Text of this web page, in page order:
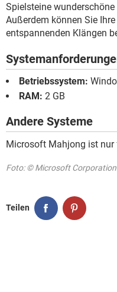
Spielsteine
Außerdem können Sie
entspannenden Klängen
Betriebssystem:
RAM: 2 GB
Andere Systeme
Microsoft Mahjong ist nur
Foto: © Microsoft
Teilen